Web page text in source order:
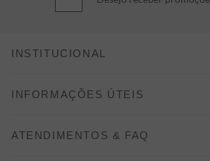
INSTITUCIONAL
CONHEÇA A ALEATORY
INFORMAÇÕES ÚTEIS
ATENDIMENTOS & FAQ